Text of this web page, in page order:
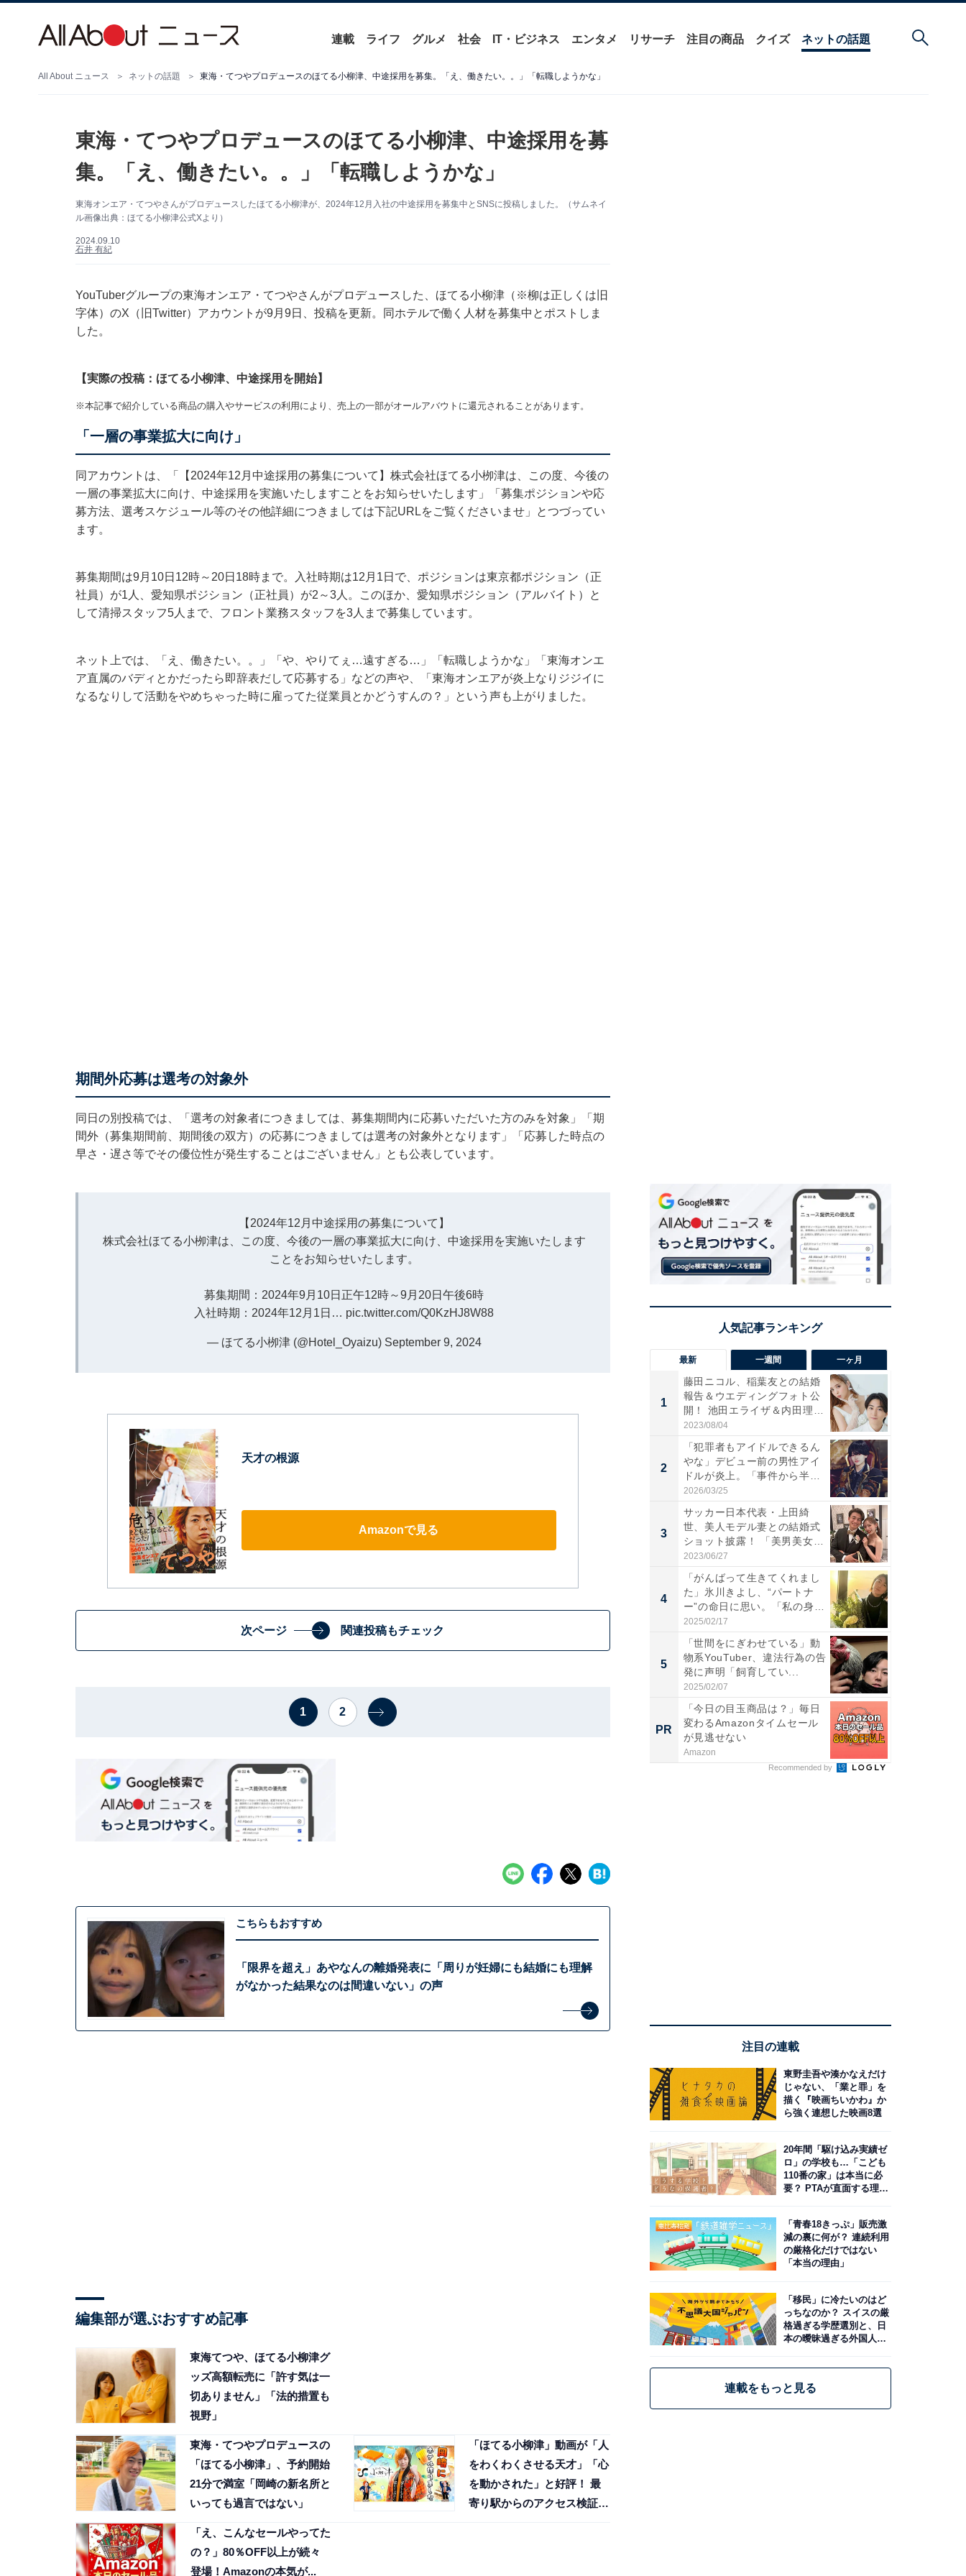
連載 ライフ グルメ 社会 IT・ビジネス エンタメ リサーチ 注目の商品 クイズ ネットの話題
All About ニュース ネットの話題 東海・てつやプロデュースのほてる小柳津、中途採用を募集。「え、働きたい。。」「転職しようかな」
東海・てつやプロデュースのほてる小柳津、中途採用を募
集。「え、働きたい。。」「転職しようかな」
東海オンエア・てつやさんがプロデュースしたほてる小柳津が、2024年12月入社の中途採用を募集中とSNSに投稿しました。（サムネイ
ル画像出典：ほてる小柳津公式Xより）
2024.09.10
石井 有紀
YouTuberグループの東海オンエア・てつやさんがプロデュースした、ほてる小柳津（※柳は正しくは旧
字体）のX（旧Twitter）アカウントが9月9日、投稿を更新。同ホテルで働く人材を募集中とポストしま
した。
【実際の投稿：ほてる小柳津、中途採用を開始】
※本記事で紹介している商品の購入やサービスの利用により、売上の一部がオールアバウトに還元されることがあります。
「一層の事業拡大に向け」
同アカウントは、「【2024年12月中途採用の募集について】株式会社ほてる小栁津は、この度、今後の
一層の事業拡大に向け、中途採用を実施いたしますことをお知らせいたします」「募集ポジションや応
募方法、選考スケジュール等のその他詳細につきましては下記URLをご覧くださいませ」とつづってい
ます。
募集期間は9月10日12時～20日18時まで。入社時期は12月1日で、ポジションは東京都ポジション（正
社員）が1人、愛知県ポジション（正社員）が2～3人。このほか、愛知県ポジション（アルバイト）と
して清掃スタッフ5人まで、フロント業務スタッフを3人まで募集しています。
ネット上では、「え、働きたい。。」「や、やりてぇ…遠すぎる…」「転職しようかな」「東海オンエ
ア直属のバディとかだったら即辞表だして応募する」などの声や、「東海オンエアが炎上なりジジイに
なるなりして活動をやめちゃった時に雇ってた従業員とかどうすんの？」という声も上がりました。
期間外応募は選考の対象外
同日の別投稿では、「選考の対象者につきましては、募集期間内に応募いただいた方のみを対象」「期
間外（募集期間前、期間後の双方）の応募につきましては選考の対象外となります」「応募した時点の
早さ・遅さ等でその優位性が発生することはございません」とも公表しています。
【2024年12月中途採用の募集について】
株式会社ほてる小栁津は、この度、今後の一層の事業拡大に向け、中途採用を実施いたします
ことをお知らせいたします。
募集期間：2024年9月10日正午12時～9月20日午後6時
入社時期：2024年12月1日… pic.twitter.com/Q0KzHJ8W88
— ほてる小栁津 (@Hotel_Oyaizu) September 9, 2024
天才の根源
Amazonで見る
次ページ 関連投稿もチェック
1 2
こちらもおすすめ
「限界を超え」あやなんの離婚発表に「周りが妊婦にも結婚にも理解
がなかった結果なのは間違いない」の声
編集部が選ぶおすすめ記事
東海てつや、ほてる小柳津グ
ッズ高額転売に「許す気は一
切ありません」「法的措置も
視野」
東海・てつやプロデュースの
「ほてる小柳津」、予約開始
21分で満室「岡崎の新名所と
いっても過言ではない」
「ほてる小柳津」動画が「人
をわくわくさせる天才」「心
を動かされた」と好評！ 最
寄り駅からのアクセス検証動
「え、こんなセールやってた
の？」80％OFF以上が続々
登場！Amazonの本気が...
最新 一週間 一ヶ月
1
藤田ニコル、稲葉友との結婚
報告＆ウエディングフォト公
開！ 池田エライザ＆内田理
央...
2023/08/04
2
「犯罪者もアイドルできるん
やな」デビュー前の男性アイ
ドルが炎上。「事件から半年
も...
2026/03/25
3
サッカー日本代表・上田綺
世、美人モデル妻との結婚式
ショット披露！ 「美男美女」
「...
2023/06/27
4
「がんばって生きてくれまし
た」氷川きよし、“パートナ
ー”の命日に思い。「私の身
体...
2025/02/17
5
「世間をにぎわせている」動
物系YouTuber、違法行為の告
発に声明「飼育してい...
2025/02/07
PR
「今日の目玉商品は？」毎日
変わるAmazonタイムセール
が見逃せない
Amazon
Recommended by
注目の連載
東野圭吾や湊かなえだけ
じゃない、「業と罪」を
描く『映画ちいかわ』か
ら強く連想した映画8選
20年間「駆け込み実績ゼ
ロ」の学校も…「こども
110番の家」は本当に必
要？ PTAが直面する理想
「青春18きっぷ」販売激
減の裏に何が？ 連続利用
の厳格化だけではない
「本当の理由」
「移民」に冷たいのはど
っちなのか？ スイスの厳
格過ぎる学歴選別と、日
本の曖昧過ぎる外国人政
連載をもっと見る